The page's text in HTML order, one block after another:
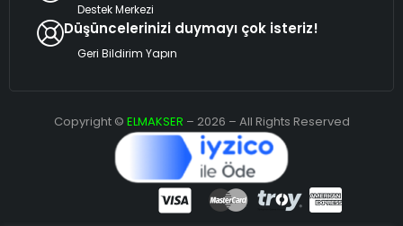
Destek Merkezi
Düşüncelerinizi duymayı çok isteriz!
Geri Bildirim Yapın
Copyright © ELMAKSER – 2026 – All Rights Reserved